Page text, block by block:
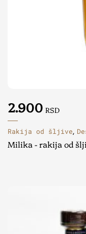
2.900 RSD
Rakija od šljive,
Milika - rakija od